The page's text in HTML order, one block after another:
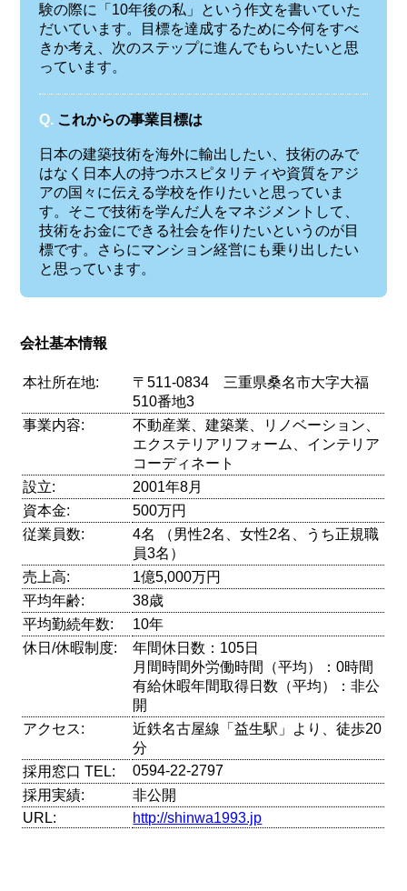
験の際に「10年後の私」という作文を書いていた
だいています。目標を達成するために今何をすべ
きか考え、次のステップに進んでもらいたいと思
っています。
Q. これからの事業目標は
日本の建築技術を海外に輸出したい、技術のみで
はなく日本人の持つホスピタリティや資質をアジ
アの国々に伝える学校を作りたいと思っていま
す。そこで技術を学んだ人をマネジメントして、
技術をお金にできる社会を作りたいというのが目
標です。さらにマンション経営にも乗り出したい
と思っています。
会社基本情報
本社所在地:
〒511-0834 三重県桑名市大字大福
510番地3
事業内容:
不動産業、建築業、リノベーション、
エクステリアリフォーム、インテリア
コーディネート
設立:
2001年8月
資本金:
500万円
従業員数:
4名 （男性2名、女性2名、うち正規職
員3名）
売上高:
1億5,000万円
平均年齢:
38歳
平均勤続年数:
10年
休日/休暇制度:
年間休日数：105日
月間時間外労働時間（平均）：0時間
有給休暇年間取得日数（平均）：非公
開
アクセス:
近鉄名古屋線「益生駅」より、徒歩20
分
採用窓口 TEL:
0594-22-2797
採用実績:
非公開
URL:
http://shinwa1993.jp